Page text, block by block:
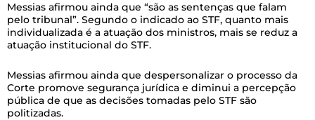
Messias afirmou ainda que “são as sentenças que falam
pelo tribunal”. Segundo o indicado ao STF, quanto mais
individualizada é a atuação dos ministros, mais se reduz a
atuação institucional do STF.
Messias afirmou ainda que despersonalizar o processo da
Corte promove segurança jurídica e diminui a percepção
pública de que as decisões tomadas pelo STF são
politizadas.